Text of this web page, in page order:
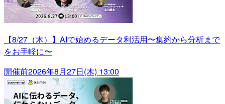
【8/27（木）】AIで始めるデータ利活用〜集約から分析まで
をお手軽に〜
開催前2026年8月27日(木) 13:00